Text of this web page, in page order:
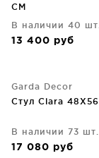
CM
В наличии 40 шт.
13 400 руб
Garda Decor
Стул Clara
В наличии 73 шт.
17 080 руб